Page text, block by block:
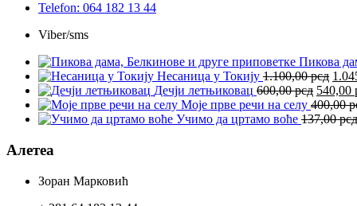
Telefon: 064 182 13 44
Viber/sms
Пикова
Несаница у Токију 1.100,00рсд
цена
је
била:
Дечји летњиковац 600,00рсд
цена
је
540,00
Моје прве речи на селу 400,00
Учимо да цртамо воће 137,00рсд
Алетеа
Зоран Марковић